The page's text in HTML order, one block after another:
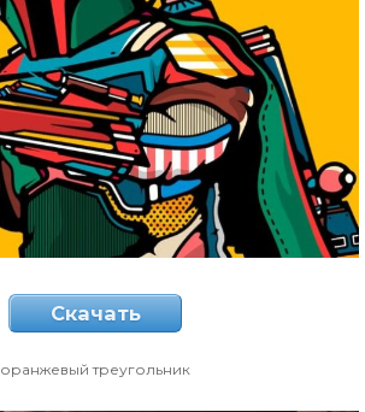
Скачать
оранжевый треугольник